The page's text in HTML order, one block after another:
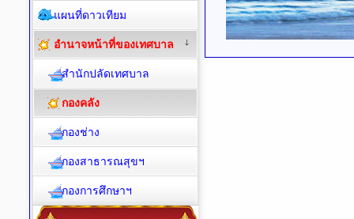
แผนที่ดาวเทียม
อำนาจหน้าที่ของเทศบาล
สำนักปลัดเทศบาล
กองคลัง
กองช่าง
กองสาธารณสุขฯ
กองการศึกษาฯ